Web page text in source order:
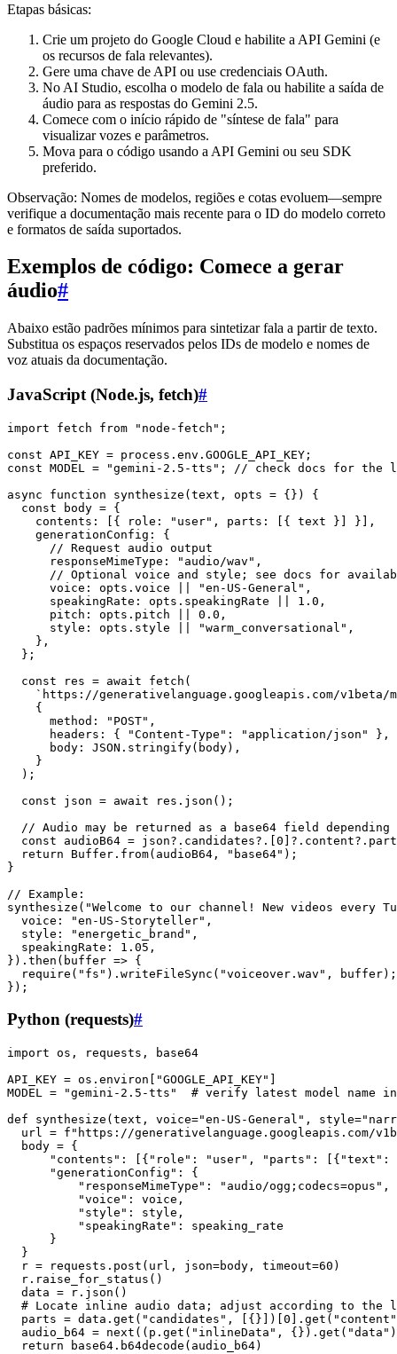
Etapas básicas:
Crie um projeto do Google Cloud e habilite a API Gemini (e
os recursos de fala relevantes).
Gere uma chave de API ou use credenciais OAuth.
No AI Studio, escolha o modelo de fala ou habilite a saída de
áudio para as respostas do Gemini 2.5.
Comece com o início rápido de "síntese de fala" para
visualizar vozes e parâmetros.
Mova para o código usando a API Gemini ou seu SDK
preferido.
Observação: Nomes de modelos, regiões e cotas evoluem—sempre
verifique a documentação mais recente para o ID do modelo correto
e formatos de saída suportados.
Exemplos de código: Comece a gerar
áudio#
Abaixo estão padrões mínimos para sintetizar fala a partir de texto.
Substitua os espaços reservados pelos IDs de modelo e nomes de
voz atuais da documentação.
JavaScript (Node.js, fetch)#
import fetch from "node-fetch";
const API_KEY = process.env.GOOGLE_API_KEY;
const MODEL = "gemini-2.5-tts"; // check docs for the
async function synthesize(text, opts = {}) {
  const body = {
    contents: [{ role: "user", parts: [{ text }] }],
    generationConfig: {
      // Request audio output
      responseMimeType: "audio/wav",
// Optional voice and style; see docs for
      voice: opts.voice || "en-US-General",
      speakingRate: opts.speakingRate || 1.0,
      pitch: opts.pitch || 0.0,
      style: opts.style || "warm_conversational",
    },
  };
  const res = await fetch(
`https://generativelanguage.googleapis.com/
    {
      method: "POST",
      headers: { "Content-Type": "application/json" },
      body: JSON.stringify(body),
    }
  );
  const json = await res.json();
// Audio may be returned as a base64 field depending
const audioB64 =
  return Buffer.from(audioB64, "base64");
}
// Example:
synthesize("Welcome to our channel! New videos every
  voice: "en-US-Storyteller",
  style: "energetic_brand",
  speakingRate: 1.05,
}).then(buffer => {
  require("fs").writeFileSync("voiceover.wav", buffer);
Python (requests)#
import os, requests, base64
API_KEY = os.environ["GOOGLE_API_KEY"]
MODEL = "gemini-2.5-tts"  # verify latest model name
def synthesize(text, voice="en-US-General",
url = f"https://generativelanguage.googleapis.com/
  body = {
"contents": [{"role": "user", "parts": [{"text":
      "generationConfig": {
          "responseMimeType": "audio/ogg;codecs=opus",
          "voice": voice,
          "style": style,
          "speakingRate": speaking_rate
      }
  }
  r = requests.post(url, json=body, timeout=60)
  r.raise_for_status()
  data = r.json()
# Locate inline audio data; adjust according to the
parts = data.get("candidates",
audio_b64 = next((p.get("inlineData",
  return base64.b64decode(audio_b64)